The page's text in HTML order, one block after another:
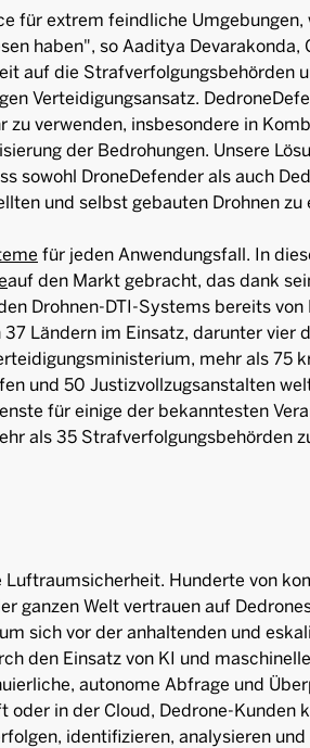
für extrem feindliche Umgebungen,
haben", so Aaditya Devarakonda,
auf die Strafverfolgungsbehörden
Verteidigungsansatz.
verwenden, insbesondere in
der Bedrohungen. Unsere
sowohl DroneDefender als auch
und selbst gebauten Drohnen zu
für jeden Anwendungsfall. In
auf den Markt gebracht, das dank
Drohnen-DTI-Systems bereits
Ländern im Einsatz, darunter vier
mehr als 75
und 50 Justizvollzugsanstalten
für einige der bekanntesten
als 35 Strafverfolgungsbehörden
Hunderte von
ganzen Welt vertrauen auf
sich vor der anhaltenden und
den Einsatz von KI und
autonome Abfrage und
in der Cloud, Dedrone-Kunden
identifizieren, analysieren